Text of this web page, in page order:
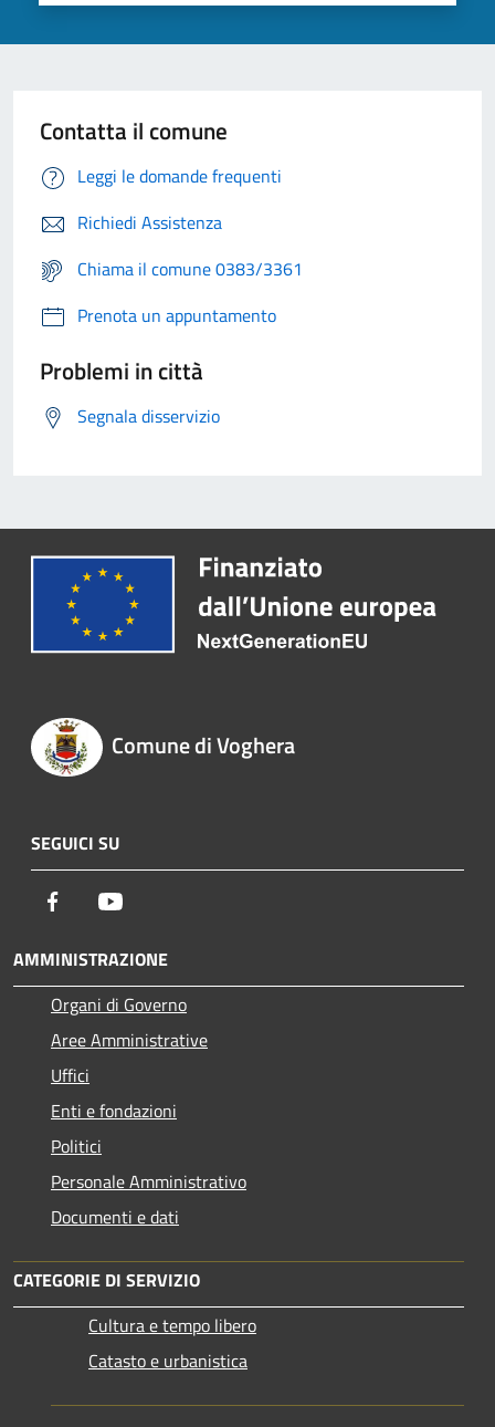
Contatta il comune
Leggi le domande frequenti
Richiedi Assistenza
Chiama il comune 0383/3361
Prenota un appuntamento
Problemi in città
Segnala disservizio
Comune di Voghera
SEGUICI SU
Facebook
AMMINISTRAZIONE
Organi di Governo
Aree Amministrative
Uffici
Enti e fondazioni
Politici
Personale Amministrativo
Documenti e dati
CATEGORIE DI SERVIZIO
Cultura e tempo libero
Catasto e urbanistica